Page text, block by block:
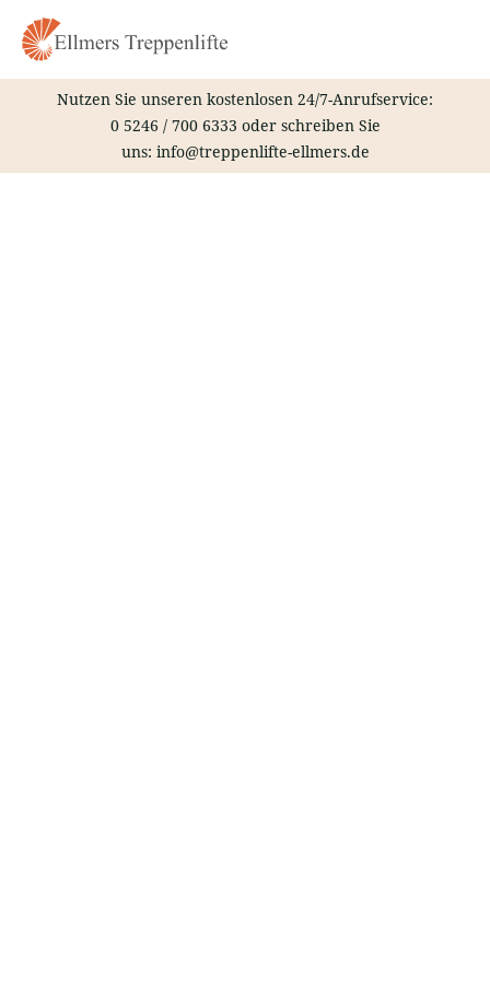
Inhalt
springen
Nutzen Sie unseren kostenlosen 24/7-Anrufservice:
0 5246 / 700 6333 oder schreiben Sie
uns: info@treppenlifte-ellmers.de